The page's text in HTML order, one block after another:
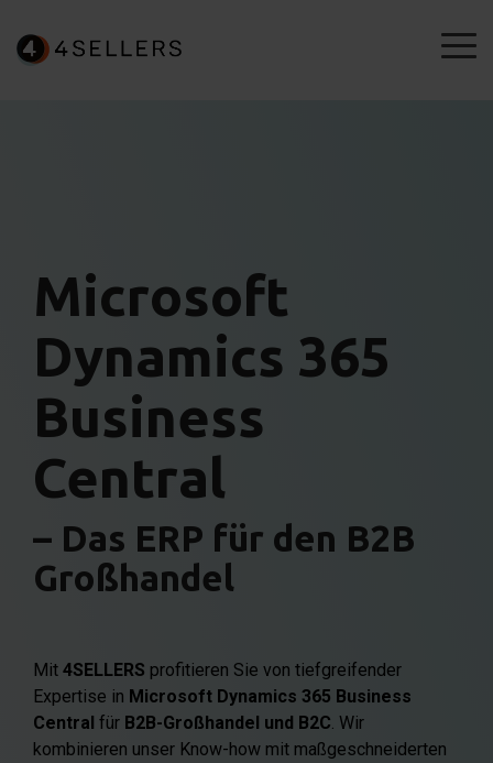
to
the
Microsoft
Dynamics 365
Business
Central
– Das ERP für den B2B
Großhandel
Mit 4SELLERS profitieren Sie von tiefgreifender
Expertise in Microsoft Dynamics 365 Business
Central für B2B-Großhandel und B2C . Wir
kombinieren unser Know-how mit maßgeschneiderten